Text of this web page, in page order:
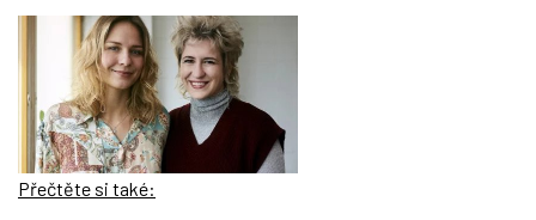
Přečtěte si také: